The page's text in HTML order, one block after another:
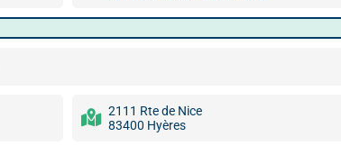
2111 Rte de Nice
83400 Hyères